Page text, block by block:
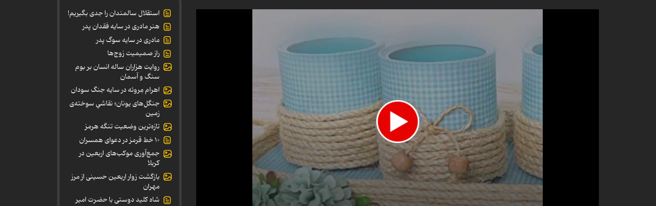
استقلال سالمندان را جدی بگیریم!
هنر مادری در سایه‌ فقدان پدر
مادری در سایه سوگ پدر
راز صمیمیت زوج‌ها
روایت هزاران ساله انسان بر بوم
سنگ و آسمان
اهرام مِروئه در سایه جنگ سودان
جنگل‌های یونان؛ نقاشیِ سوخته‌ی
زمین
تازه‌ترین وضعیت تنگه هرمز
۱۰ خط قرمز در دعوای همسران
جمع‌آوری موکب‌های اربعین در
کربلا
بازگشت زوار اربعین حسینی از مرز
مهران
شاه کلید دوستی با حضرت امیر